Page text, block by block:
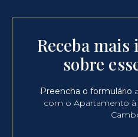
Receba
sobre
Preencha o formulário
com o Apartamento à